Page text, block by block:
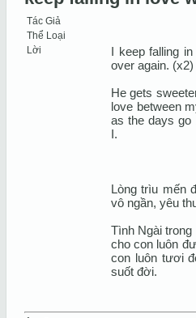
Tác Giả
Thể Loại
Lời
I keep falling
over again. (x2)
He gets
love between
as the days go
I.
Lòng trìu mến
vô ngần, yêu
Tình Ngài trong
cho con luôn
con luôn tươi
suốt đời.